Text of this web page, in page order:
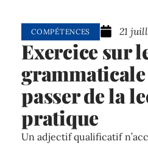
COMPÉTENCES 21
Exercice sur
passer de la
pratique
Un adjectif qualificatif